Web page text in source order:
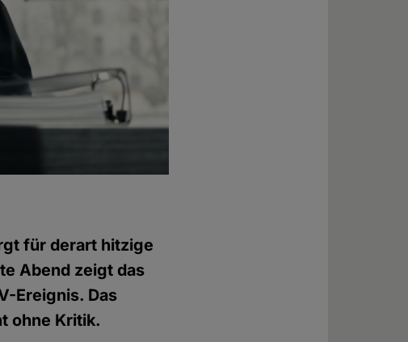
für derart hitzige
Abend zeigt das
Ereignis. Das
ohne Kritik.